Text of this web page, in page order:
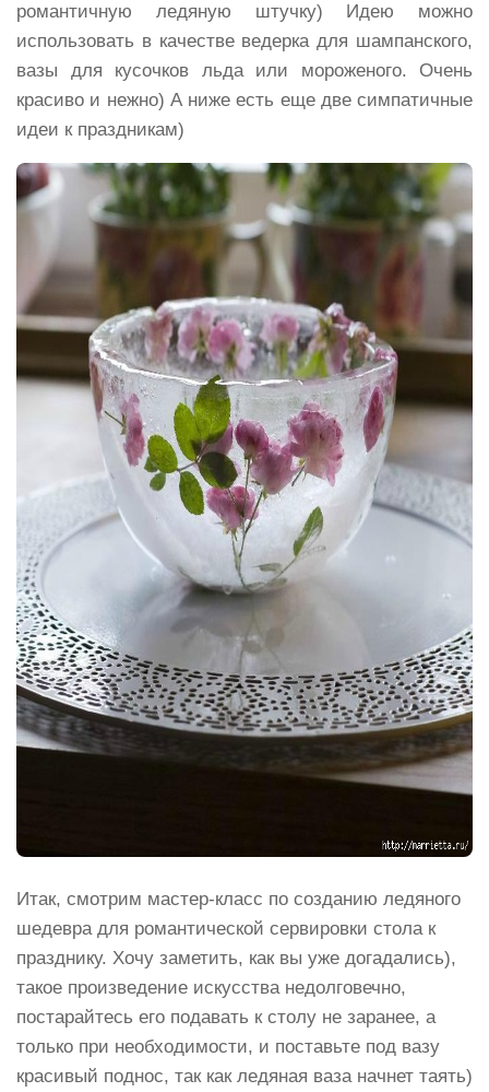
романтичную ледяную штучку) Идею можно
использовать в качестве ведерка для шампанского,
вазы для кусочков льда или мороженого. Очень
красиво и нежно) А ниже есть еще две симпатичные
идеи к праздникам)
Итак, смотрим мастер-класс по созданию ледяного
шедевра для романтической сервировки стола к
празднику. Хочу заметить, как вы уже догадались),
такое произведение искусства недолговечно,
постарайтесь его подавать к столу не заранее, а
только при необходимости, и поставьте под вазу
красивый поднос, так как ледяная ваза начнет таять)